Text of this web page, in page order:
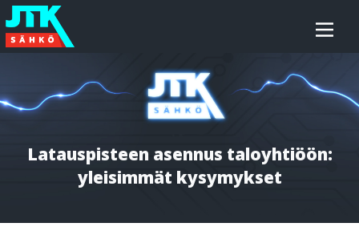
Siirry
sisältöön
JTK-
Sähkö
Oy
Latauspisteen asennus taloyhtiöön:
yleisimmät kysymykset